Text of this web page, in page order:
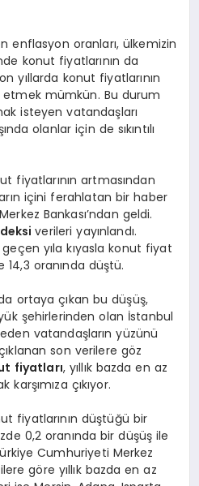
enflasyon oranları, ülkemizin
konut fiyatlarının da
yıllarda konut fiyatlarının
mümkün. Bu durum
isteyen vatandaşları
olanlar için de sıkıntılı
fiyatlarının artmasından
içini ferahlatan bir haber
Bankası’ndan geldi.
verileri yayınlandı.
yıla kıyasla konut fiyat
oranında düştü.
ortaya çıkan bu düşüş,
şehirlerinden olan İstanbul
vatandaşların yüzünü
son verilere göz
fiyatları, yıllık bazda en az
çıkıyor.
fiyatlarının düştüğü bir
0,2 oranında bir düşüş ile
Cumhuriyeti Merkez
göre yıllık bazda en az